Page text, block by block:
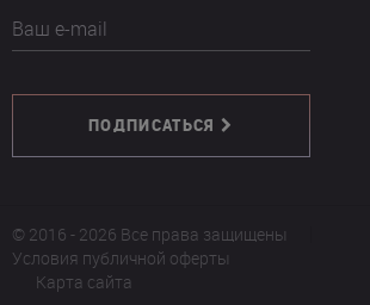
Ваш e-mail
ПОДПИСАТЬСЯ
© 2016 - 2026 Все права защищены
Условия публичной оферты
Карта сайта